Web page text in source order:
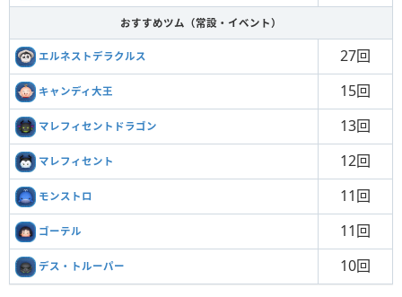
おすすめツム（常設・イベント）
エルネストデラクルス 27回
キャンディ大王 15回
マレフィセントドラゴン 13回
マレフィセント 12回
モンストロ 11回
ゴーテル 11回
デス・トルーパー 10回